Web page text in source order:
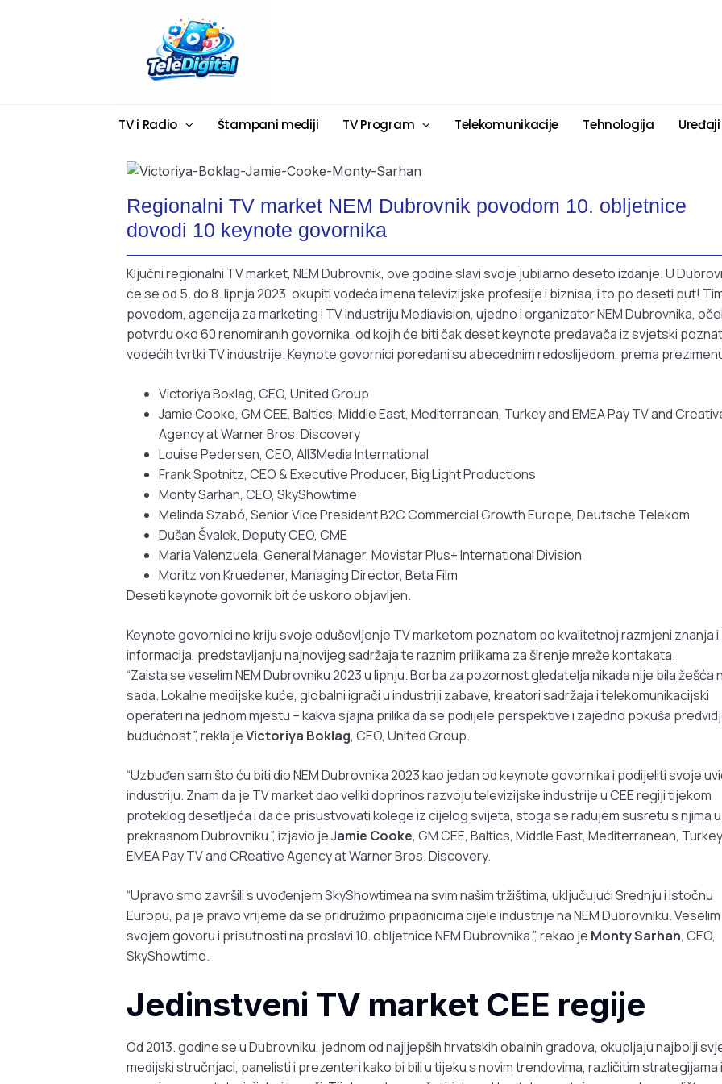
TV i Radio Štampani mediji TV Program Telekomunikacije Tehnologija Uređaji
Regionalni TV market NEM Dubrovnik povodom 10. obljetnice
dovodi 10 keynote govornika
Ključni regionalni TV market, NEM Dubrovnik, ove godine slavi svoje jubilarno deseto izdanje. U
će se od 5. do 8. lipnja 2023. okupiti vodeća imena televizijske profesije i biznisa, i to po deseti put!
povodom, agencija za marketing i TV industriju Mediavision, ujedno i organizator NEM Dubrovnika,
potvrdu oko 60 renomiranih govornika, od kojih će biti čak deset keynote predavača iz svjetski
vodećih tvrtki TV industrije. Keynote govornici poredani su abecednim redoslijedom, prema
Victoriya Boklag, CEO, United Group
Jamie Cooke, GM CEE, Baltics, Middle East, Mediterranean, Turkey and EMEA Pay TV and
Agency at Warner Bros. Discovery
Louise Pedersen, CEO, All3Media International
Frank Spotnitz, CEO & Executive Producer, Big Light Productions
Monty Sarhan, CEO, SkyShowtime
Melinda Szabó, Senior Vice President B2C Commercial Growth Europe, Deutsche Telekom
Dušan Švalek, Deputy CEO, CME
Maria Valenzuela, General Manager, Movistar Plus+ International Division
Moritz von Kruedener, Managing Director, Beta Film
Deseti keynote govornik bit će uskoro objavljen.
Keynote govornici ne kriju svoje oduševljenje TV marketom poznatom po kvalitetnoj razmjeni znanja i
informacija, predstavljanju najnovijeg sadržaja te raznim prilikama za širenje mreže kontakata.
“Zaista se veselim NEM Dubrovniku 2023 u lipnju. Borba za pozornost gledatelja nikada nije bila žešća
sada. Lokalne medijske kuće, globalni igrači u industriji zabave, kreatori sadržaja i telekomunikacijski
operateri na jednom mjestu – kakva sjajna prilika da se podijele perspektive i zajedno pokuša
budućnost.”, rekla jeVictoriya Boklag, CEO, United Group.
“Uzbuđen sam što ću biti dio NEM Dubrovnika 2023 kao jedan od keynote govornika i podijeliti svoje
industriju. Znam da je TV market dao veliki doprinos razvoju televizijske industrije u CEE regiji tijekom
proteklog desetljeća i da će prisustvovati kolege iz cijelog svijeta, stoga se radujem susretu s njima u
prekrasnom Dubrovniku.”, izjavio je Jamie Cooke, GM CEE, Baltics, Middle East, Mediterranean,
EMEA Pay TV and CReative Agency at Warner Bros. Discovery.
“Upravo smo završili s uvođenjem SkyShowtimea na svim našim tržištima, uključujući Srednju i Istočnu
Europu, pa je pravo vrijeme da se pridružimo pripadnicima cijele industrije na NEM Dubrovniku.
svojem govoru i prisutnosti na proslavi 10. obljetnice NEM Dubrovnika.”, rekao je Monty Sarhan, CEO,
SkyShowtime.
Jedinstveni TV market CEE regije
Od 2013. godine se u Dubrovniku, jednom od najljepših hrvatskih obalnih gradova, okupljaju najbolji
medijski stručnjaci, panelisti i prezenteri kako bi bili u tijeku s novim trendovima, različitim strategijama i